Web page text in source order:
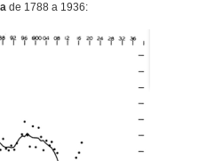
de 1788 a 1936: